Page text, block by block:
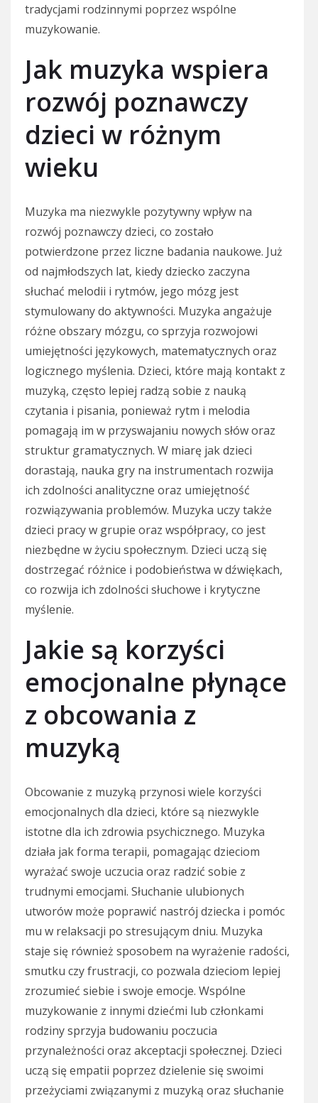
tradycjami rodzinnymi poprzez wspólne
muzykowanie.
Jak muzyka wspiera
rozwój poznawczy
dzieci w różnym
wieku
Muzyka ma niezwykle pozytywny wpływ na
rozwój poznawczy dzieci, co zostało
potwierdzone przez liczne badania naukowe. Już
od najmłodszych lat, kiedy dziecko zaczyna
słuchać melodii i rytmów, jego mózg jest
stymulowany do aktywności. Muzyka angażuje
różne obszary mózgu, co sprzyja rozwojowi
umiejętności językowych, matematycznych oraz
logicznego myślenia. Dzieci, które mają kontakt z
muzyką, często lepiej radzą sobie z nauką
czytania i pisania, ponieważ rytm i melodia
pomagają im w przyswajaniu nowych słów oraz
struktur gramatycznych. W miarę jak dzieci
dorastają, nauka gry na instrumentach rozwija
ich zdolności analityczne oraz umiejętność
rozwiązywania problemów. Muzyka uczy także
dzieci pracy w grupie oraz współpracy, co jest
niezbędne w życiu społecznym. Dzieci uczą się
dostrzegać różnice i podobieństwa w dźwiękach,
co rozwija ich zdolności słuchowe i krytyczne
myślenie.
Jakie są korzyści
emocjonalne płynące
z obcowania z
muzyką
Obcowanie z muzyką przynosi wiele korzyści
emocjonalnych dla dzieci, które są niezwykle
istotne dla ich zdrowia psychicznego. Muzyka
działa jak forma terapii, pomagając dzieciom
wyrażać swoje uczucia oraz radzić sobie z
trudnymi emocjami. Słuchanie ulubionych
utworów może poprawić nastrój dziecka i pomóc
mu w relaksacji po stresującym dniu. Muzyka
staje się również sposobem na wyrażenie radości,
smutku czy frustracji, co pozwala dzieciom lepiej
zrozumieć siebie i swoje emocje. Wspólne
muzykowanie z innymi dziećmi lub członkami
rodziny sprzyja budowaniu poczucia
przynależności oraz akceptacji społecznej. Dzieci
uczą się empatii poprzez dzielenie się swoimi
przeżyciami związanymi z muzyką oraz słuchanie